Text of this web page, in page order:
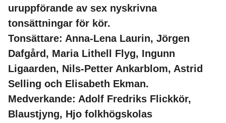
uruppförande av sex nyskrivna
tonsättningar för kör.
Tonsättare: Anna-Lena Laurin, Jörgen
Dafgård, Maria Lithell Flyg, Ingunn
Ligaarden, Nils-Petter Ankarblom, Astrid
Selling och Elisabeth Ekman.
Medverkande: Adolf Fredriks Flickkör,
Blaustjyng, Hjo folkhögskolas